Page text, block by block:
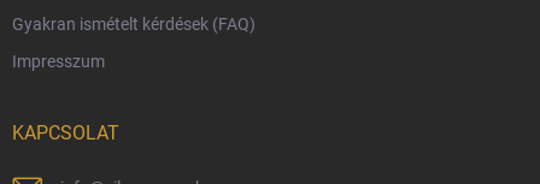
Reklamáció és visszáru
Hűségprogram
Általános Szerződési Feltételek
Adatvédelmi feltételek
Gyakran ismételt kérdések (FAQ)
Impresszum
KAPCSOLAT